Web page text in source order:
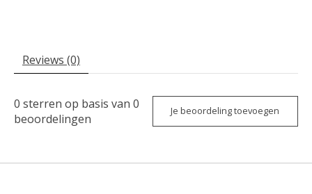
Reviews (0)
0 sterren op basis van 0
beoordelingen
Je beoordeling toevoegen